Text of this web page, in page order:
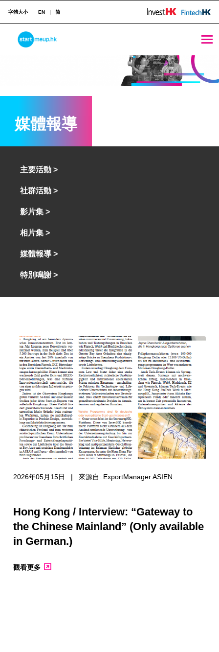
STARTMEUPHK
字體大小 EN 简
媒體報導
主要活動 >
社群活動 >
影片集 >
相片集 >
媒體報導 >
特別鳴謝 >
2026年05月15日 | 來源自: ExportManager ASIEN
Hong Kong / Interview: “Gateway to
the Chinese Mainland” (Only available
in German.)
觀看更多